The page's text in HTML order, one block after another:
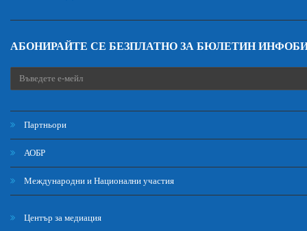
АБОНИРАЙТЕ СЕ БЕЗПЛАТНО ЗА БЮЛЕТИН
Партньори
АОБР
Международни и Национални участия
Център за медиация